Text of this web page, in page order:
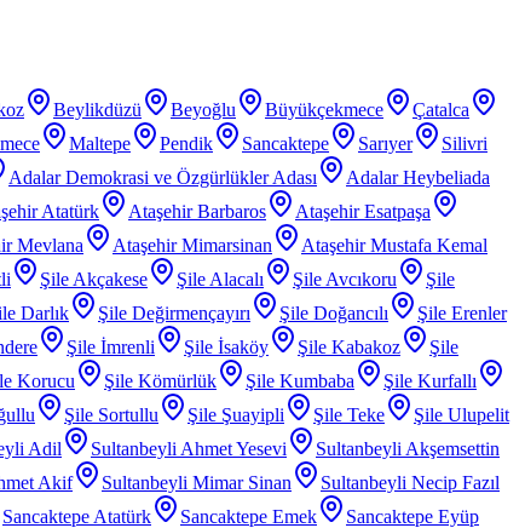
Beylikdüzü Beyoğlu Büyükçekmece
Çatalca
Maltepe Pendik Sancaktepe Sarıyer
Silivri
Adalar Demokrasi ve Özgürlükler Adası
Adalar Heybeliada
Atatürk Ataşehir Barbaros
Ataşehir Esatpaşa
Mevlana Ataşehir Mimarsinan
Ataşehir Mustafa Kemal
Şile Akçakese Şile Alacalı Şile Avcıkoru
Şile
Darlık Şile Değirmençayırı Şile Doğancılı
Şile Erenler
Şile İmrenli Şile İsaköy Şile Kabakoz
Şile
Korucu Şile Kömürlük Şile Kumbaba
Şile Kurfallı
Şile Sortullu Şile Şuayipli Şile Teke
Şile Ulupelit
Adil Sultanbeyli Ahmet Yesevi
Sultanbeyli Akşemsettin
Akif Sultanbeyli Mimar Sinan
Sultanbeyli Necip Fazıl
Sancaktepe Atatürk Sancaktepe Emek
Sancaktepe Eyüp